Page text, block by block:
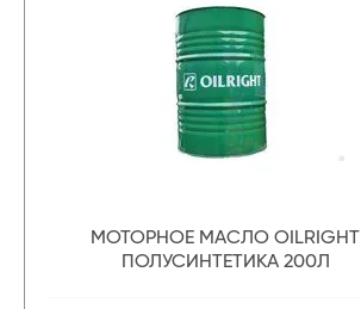
МОТОРНОЕ МАСЛО OILRIGHT
ПОЛУСИНТЕТИКА 200Л